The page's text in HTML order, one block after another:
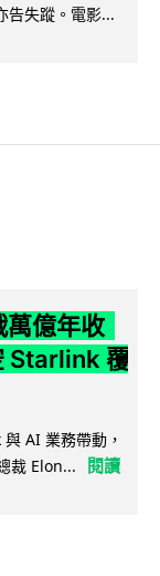
失蹤。電影...
億年收
Starlink 覆
AI 業務帶動，
裁 Elon...
閱讀